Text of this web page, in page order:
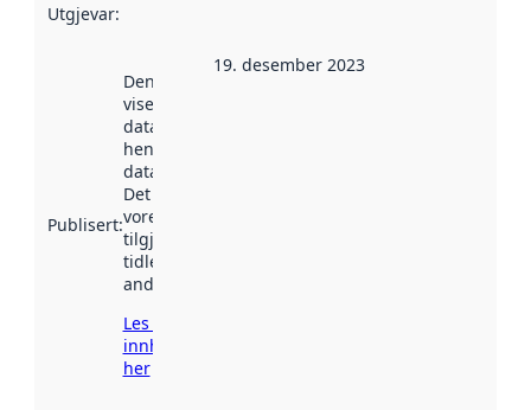
Utgjevar:
Publisert:
Denne datoen
viser når
datasettet vart
henta inn av
data.norge.no.
Det kan ha
vore
tilgjengeleg
tidlegare
andre stader.
Les meir om
innhenting
her
19. desember 2023